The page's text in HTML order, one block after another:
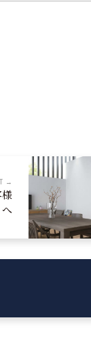
→
へ